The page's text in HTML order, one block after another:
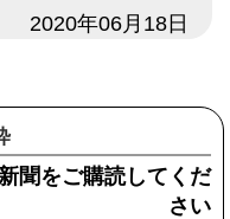
2020年06月18日
聞をご購読してくだ
さい